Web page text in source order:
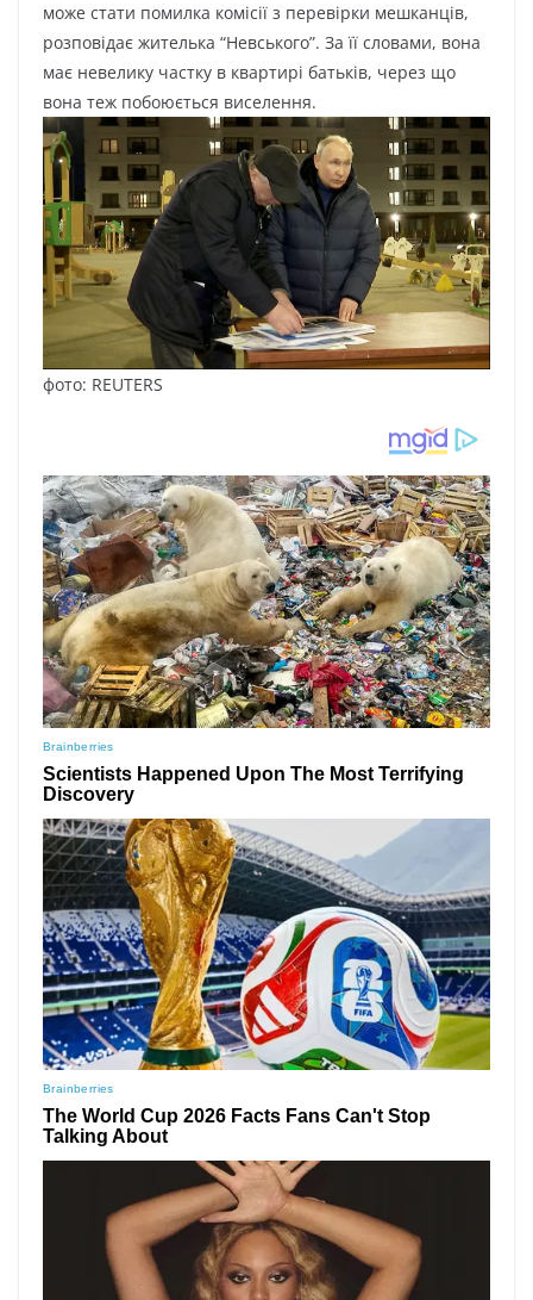
може стати помилка комісії з перевірки мешканців,
розповідає жителька “Невського”. За її словами, вона
має невелику частку в квартирі батьків, через що
вона теж побоюється виселення.
фото: REUTERS